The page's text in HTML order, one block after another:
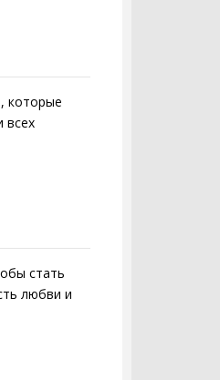
которые
всех
стать
любви и